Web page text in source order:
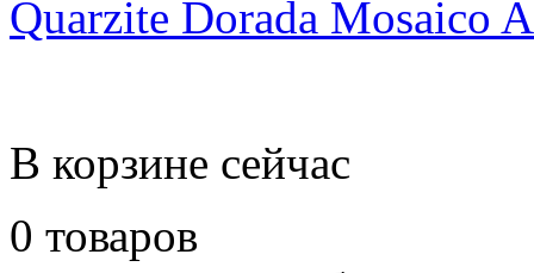
Quarzite Dorada Mosaico A
В корзине сейчас
0 товаров